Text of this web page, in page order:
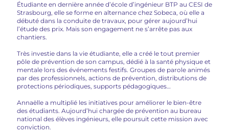
Étudiante en dernière année d’école d’ingénieur BTP au CESI de
Strasbourg, elle se forme en alternance chez Sobeca, où elle a
débuté dans la conduite de travaux, pour gérer aujourd’hui
l’étude des prix. Mais son engagement ne s’arrête pas aux
chantiers.
Très investie dans la vie étudiante, elle a créé le tout premier
pôle de prévention de son campus, dédié à la santé physique et
mentale lors des événements festifs. Groupes de parole animés
par des professionnels, actions de prévention, distributions de
protections périodiques, supports pédagogiques…
Annaëlle a multiplié les initiatives pour améliorer le bien-être
des étudiants. Aujourd’hui chargée de prévention au bureau
national des élèves ingénieurs, elle poursuit cette mission avec
conviction.